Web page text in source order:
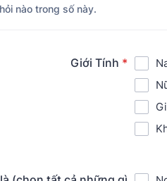
nào trong số này.
Giới Tính *